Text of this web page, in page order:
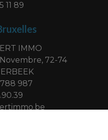
11 89
IMMO
72-74
987